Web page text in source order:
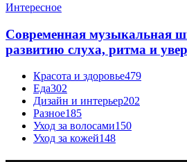
Интересное
Современная музыкальная
развитию слуха, ритма и
Красота и здоровье479
Еда302
Дизайн и интерьер202
Разное185
Уход за волосами150
Уход за кожей148